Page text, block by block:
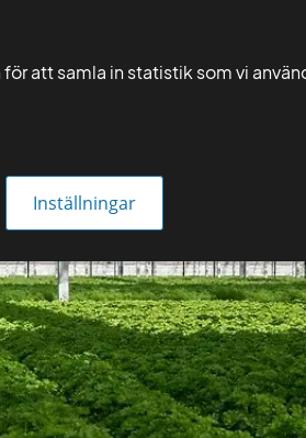
att samla in statistik som vi
Inställningar
län